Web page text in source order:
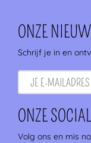
ONZE
Schrijf je in en
ONZE
Volg ons en mis